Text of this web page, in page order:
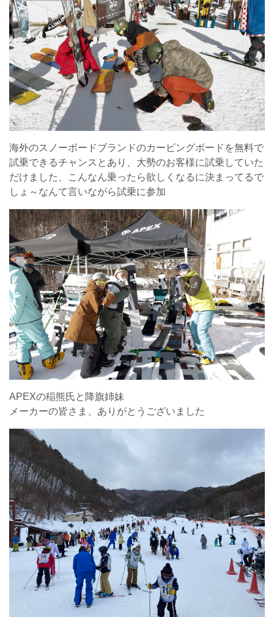
海外のスノーボードブランドのカービングボードを無料で
試乗できるチャンスとあり、大勢のお客様に試乗していた
だけました、こんなん乗ったら欲しくなるに決まってるで
しょ～なんて言いながら試乗に参加
APEXの稲熊氏と降旗姉妹
メーカーの皆さま、ありがとうございました